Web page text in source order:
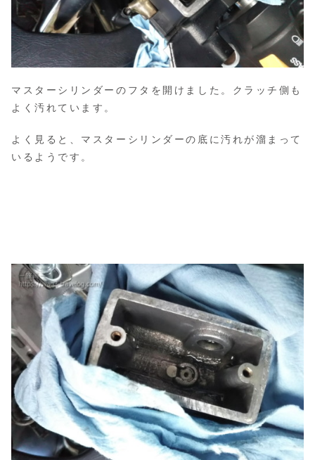
マスターシリンダーのフタを開けました。クラッチ側も
よく汚れています。
よく見ると、マスターシリンダーの底に汚れが溜まって
いるようです。